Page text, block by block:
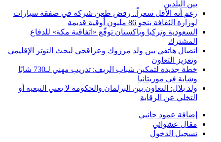
بين البلدين
رغم أنه الأقل سعراً.. رفض طعن شركة في صفقة سيارات
لوزارة الثقافة بنحو 86 مليون أوقية قديمة
السعودية وتركيا وباكستان توقّع «اتفاقية مكة» للدفاع
المشترك
اتصال هاتفي بين ولد مرزوك وعراقجي لبحث التوتر الإقليمي
وتعزيز التعاون
خطة جديدة لتمكين شباب الريف: تدريب مهني لـ730 شابًا
وشابة في موريتانيا
ولد بلال: التعاون بين البرلمان والحكومة لا يعني التبعية أو
التخلي عن الرقابة
إضافة عمود جانبي
مقال عشوائي
تسجيل الدخول